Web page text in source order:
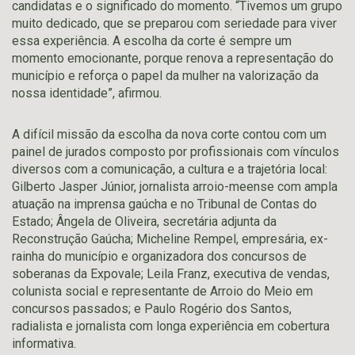
candidatas e o significado do momento. “Tivemos um grupo
muito dedicado, que se preparou com seriedade para viver
essa experiência. A escolha da corte é sempre um
momento emocionante, porque renova a representação do
município e reforça o papel da mulher na valorização da
nossa identidade”, afirmou.
A difícil missão da escolha da nova corte contou com um
painel de jurados composto por profissionais com vínculos
diversos com a comunicação, a cultura e a trajetória local:
Gilberto Jasper Júnior, jornalista arroio-meense com ampla
atuação na imprensa gaúcha e no Tribunal de Contas do
Estado; Ângela de Oliveira, secretária adjunta da
Reconstrução Gaúcha; Micheline Rempel, empresária, ex-
rainha do município e organizadora dos concursos de
soberanas da Expovale; Leila Franz, executiva de vendas,
colunista social e representante de Arroio do Meio em
concursos passados; e Paulo Rogério dos Santos,
radialista e jornalista com longa experiência em cobertura
informativa.